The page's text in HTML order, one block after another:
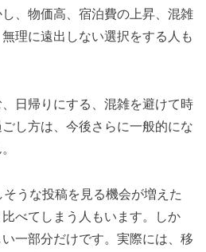
、物価高、宿泊費の上昇、混雑
理に遠出しない選択をする人も
日帰りにする、混雑を避けて時
し方は、今後さらに一般的にな
うな投稿を見る機会が増えた
べてしまう人もいます。しか
一部分だけです。実際には、移